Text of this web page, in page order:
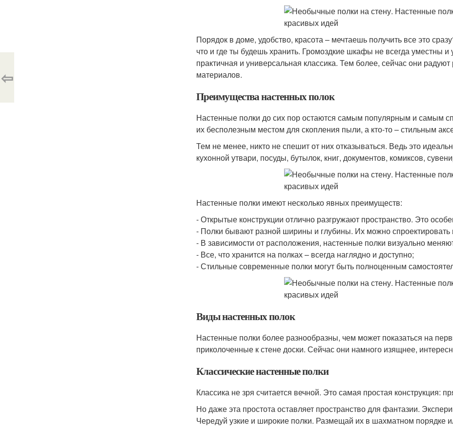
Порядок в доме, удобство, красота – мечтаешь получить все это
что и где ты будешь хранить. Громоздкие шкафы не всегда уместны
практичная и универсальная классика. Тем более, сейчас они
материалов.
Преимущества настенных полок
Настенные полки до сих пор остаются самым популярным и самым
их бесполезным местом для скопления пыли, а кто-то – стильным
Тем не менее, никто не спешит от них отказываться. Ведь это
кухонной утвари, посуды, бутылок, книг, документов, комиксов,
Настенные полки имеют несколько явных преимуществ:
- Открытые конструкции отлично разгружают пространство. Это
- Полки бывают разной ширины и глубины. Их можно спроектировать
- В зависимости от расположения, настенные полки визуально
- Все, что хранится на полках – всегда наглядно и доступно;
- Стильные современные полки могут быть полноценным
Виды настенных полок
Настенные полки более разнообразны, чем может показаться на
приколоченные к стене доски. Сейчас они намного изящнее,
Классические настенные полки
Классика не зря считается вечной. Это самая простая конструкция:
Но даже эта простота оставляет пространство для фантазии.
Чередуй узкие и широкие полки. Размещай их в шахматном порядке
⇦